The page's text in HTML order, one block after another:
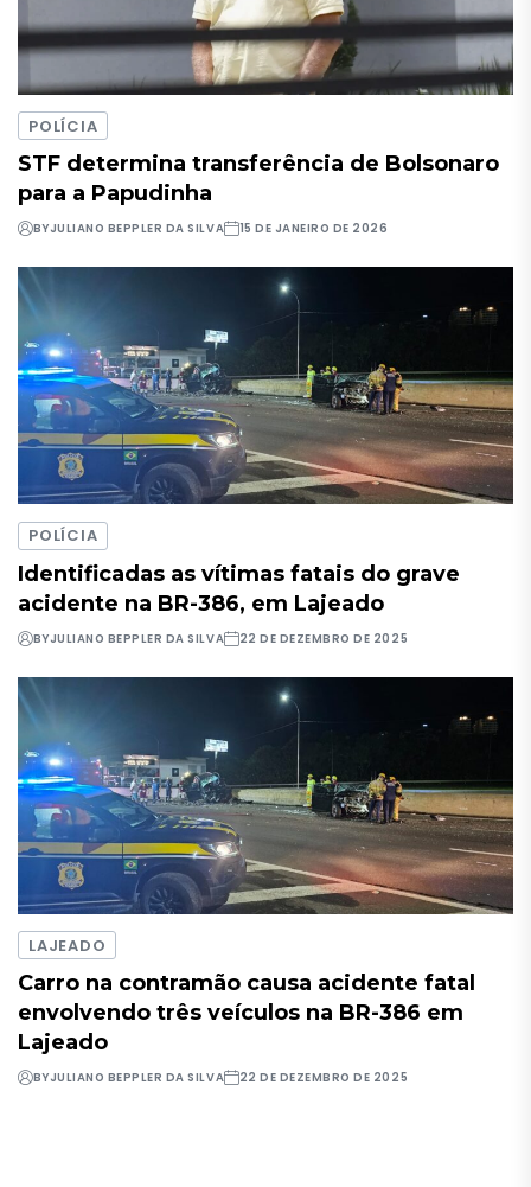
POLÍCIA
STF determina transferência de Bolsonaro
para a Papudinha
BYJULIANO BEPPLER DA SILVA 15 DE JANEIRO DE 2026
POLÍCIA
Identificadas as vítimas fatais do grave
acidente na BR-386, em Lajeado
BYJULIANO BEPPLER DA SILVA 22 DE DEZEMBRO DE 2025
LAJEADO
Carro na contramão causa acidente fatal
envolvendo três veículos na BR-386 em
Lajeado
BYJULIANO BEPPLER DA SILVA 22 DE DEZEMBRO DE 2025